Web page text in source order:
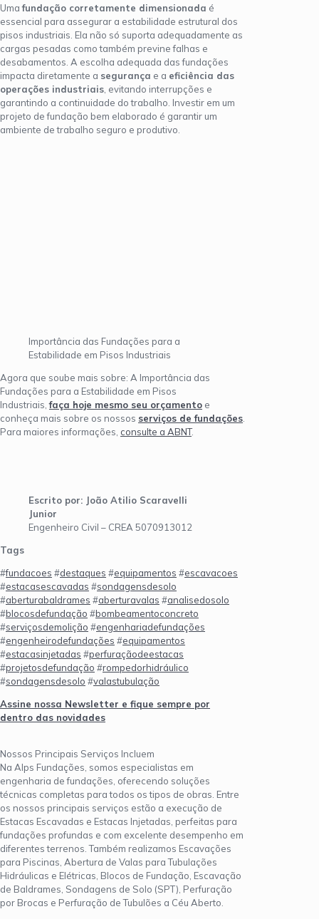
Umafundação corretamente dimensionada é
essencial para assegurar a estabilidade estrutural dos
pisos industriais. Ela não só suporta adequadamente as
cargas pesadas como também previne falhas e
desabamentos. A escolha adequada das fundações
impacta diretamente a segurança e a eficiência das
operações industriais , evitando interrupções e
garantindo a continuidade do trabalho. Investir em um
projeto de fundação bem elaborado é garantir um
ambiente de trabalho seguro e produtivo.
Importância das Fundações para a
Estabilidade em Pisos Industriais
Agora que soube mais sobre: A Importância das
Fundações para a Estabilidade em Pisos
Industriais,faça hoje mesmo seu orçamento e
conheça mais sobre os nossos serviços de fundações
Para maiores informações, consulte a ABNT.
Escrito por: João Atilio Scaravelli
Junior
Engenheiro Civil – CREA 5070913012
Tags
#fundacoes #destaques #equipamentos #escavacoes
#estacasescavadas #sondagensdesolo
#aberturabaldrames #aberturavalas #analisedosolo
#blocosdefundação #bombeamentoconcreto
#serviçosdemolição #engenhariadefundações
#engenheirodefundações #equipamentos
#estacasinjetadas #perfuraçãodeestacas
#projetosdefundação #rompedorhidráulico
#sondagensdesolo #valastubulação
Assine nossa Newsletter e fique sempre por
dentro das novidades
Nossos Principais Serviços Incluem
Na Alps Fundações, somos especialistas em
engenharia de fundações, oferecendo soluções
técnicas completas para todos os tipos de obras. Entre
os nossos principais serviços estão a execução de
Estacas Escavadas e Estacas Injetadas, perfeitas para
fundações profundas e com excelente desempenho em
diferentes terrenos. Também realizamos Escavações
para Piscinas, Abertura de Valas para Tubulações
Hidráulicas e Elétricas, Blocos de Fundação, Escavação
de Baldrames, Sondagens de Solo (SPT), Perfuração
por Brocas e Perfuração de Tubulões a Céu Aberto.